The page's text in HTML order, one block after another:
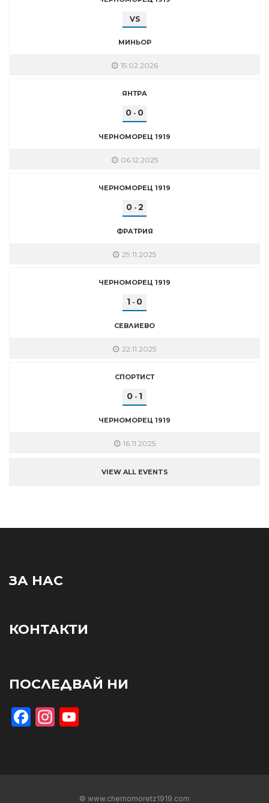
VS
МИНЬОР
15.02.2026
ЯНТРА
0 - 0
ЧЕРНОМОРЕЦ 1919
06.12.2025
ЧЕРНОМОРЕЦ 1919
0- 2
ФРАТРИЯ
29.11.2025
ЧЕРНОМОРЕЦ 1919
1 - 0
СЕВЛИЕВО
22.11.2025
СПОРТИСТ
0 - 1
ЧЕРНОМОРЕЦ 1919
16.11.2025
VIEW ALL EVENTS
ЗА НАС
КОНТАКТИ
ПОСЛЕДВАЙ НИ
Facebook
Instagram
© www.chernomoretz1919.com